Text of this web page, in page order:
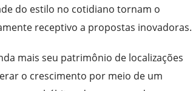
do estilo no cotidiano tornam o
receptivo a propostas inovadoras.
mais seu patrimônio de localizações
o crescimento por meio de um